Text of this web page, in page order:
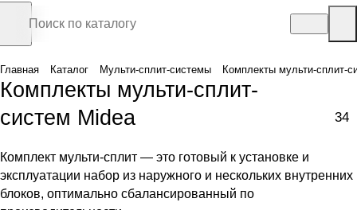
Главная Каталог Мульти-сплит-системы Комплекты мульти-сплит-
Комплекты мульти-сплит-
систем Midea
34
Комплект мульти-сплит — это готовый к установке и
эксплуатации набор из наружного и нескольких внутренних
блоков, оптимально сбалансированный по